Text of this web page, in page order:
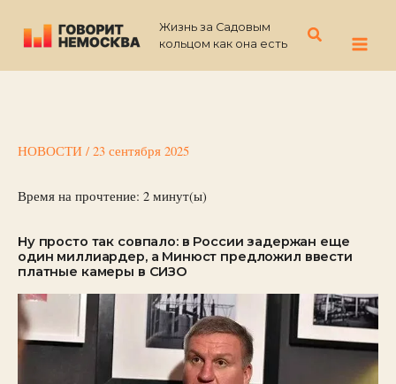
содержимому
Жизнь за Садовым
кольцом как она есть
Поиск
НОВОСТИ / 23 сентября 2025
Время на прочтение: 2 минут(ы)
Ну просто так совпало: в России задержан еще
один миллиардер, а Минюст предложил ввести
платные камеры в СИЗО